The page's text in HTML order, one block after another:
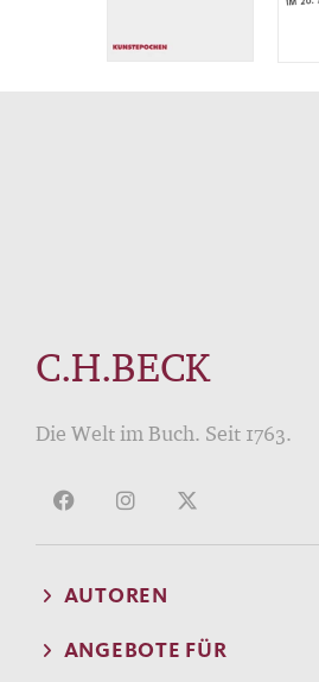
C.H.BECK
Die Welt im Buch. Seit 1763.
AUTOREN
ANGEBOTE FÜR